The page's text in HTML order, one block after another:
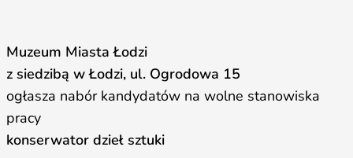
Muzeum Miasta Łodzi
z siedzibą w Łodzi, ul. Ogrodowa 15
ogłasza nabór kandydatów na wolne stanowiska
pracy
konserwator dzieł sztuki